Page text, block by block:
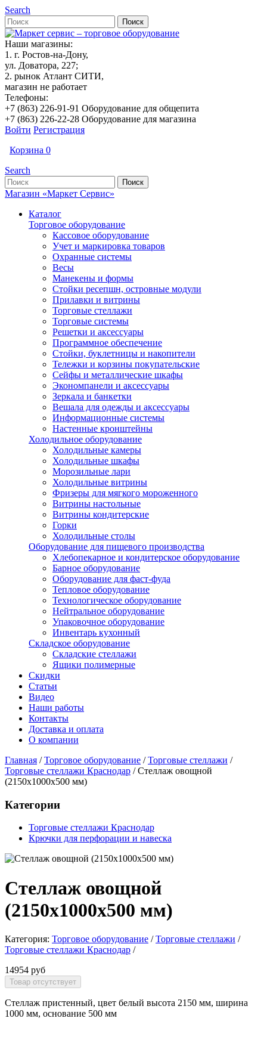
Search
Наши магазины:
1. г. Ростов-на-Дону,
ул. Доватора, 227;
2. рынок Атлант СИТИ,
магазин не работает
Телефоны:
+7 (863) 226-91-91 Оборудование для общепита
+7 (863) 226-22-28 Оборудование для магазина
Войти Регистрация
Корзина 0
Search
Магазин «Маркет Сервис»
Каталог
Торговое оборудование
Кассовое оборудование
Учет и маркировка товаров
Охранные системы
Весы
Манекены и формы
Стойки ресепшн, островные модули
Прилавки и витрины
Торговые стеллажи
Торговые системы
Решетки и аксессуары
Программное обеспечение
Стойки, буклетницы и накопители
Тележки и корзины покупательские
Сейфы и металлические шкафы
Экономпанели и аксессуары
Зеркала и банкетки
Вешала для одежды и аксессуары
Информационные системы
Настенные кронштейны
Холодильное оборудование
Холодильные камеры
Холодильные шкафы
Морозильные лари
Холодильные витрины
Фризеры для мягкого мороженного
Витрины настольные
Витрины кондитерские
Горки
Холодильные столы
Оборудование для пищевого производства
Хлебопекарное и кондитерское оборудование
Барное оборудование
Оборудование для фаст-фуда
Тепловое оборудование
Технологическое оборудование
Нейтральное оборудование
Упаковочное оборудование
Инвентарь кухонный
Складское оборудование
Складские стеллажи
Ящики полимерные
Скидки
Статьи
Видео
Наши работы
Контакты
Доставка и оплата
О компании
Главная / Торговое оборудование / Торговые стеллажи /
Торговые стеллажи Краснодар / Стеллаж овощной
(2150х1000х500 мм)
Категории
Торговые стеллажи Краснодар
Крючки для перфорации и навеска
Стеллаж овощной
(2150х1000х500 мм)
Категория: Торговое оборудование / Торговые стеллажи /
Торговые стеллажи Краснодар /
14954 руб
Стеллаж пристенный, цвет белый высота 2150 мм, ширина
1000 мм, основание 500 мм